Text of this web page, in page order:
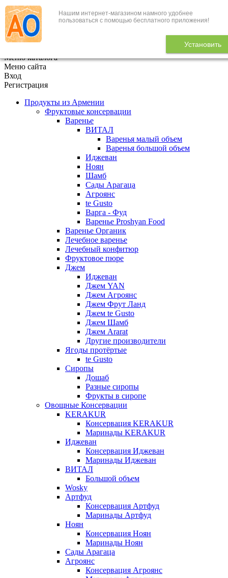
Нашим интернет-магазином намного удобнее
пользоваться с помощью бесплатного приложения!
Установить
+7 (495) 646-888-1
В корзине 0
Меню каталога
Меню сайта
Вход
Регистрация
Продукты из Армении
Фруктовые консервации
Варенье
ВИТАЛ
Варенья малый объем
Варенья большой объем
Иджеван
Ноян
Шамб
Сады Арагаца
Агроянс
te Gusto
Варга - Фуд
Варенье Proshyan Food
Варенье Органик
Лечебное варенье
Лечебный конфитюр
Фруктовое пюре
Джем
Иджеван
Джем YAN
Джем Агроянс
Джем Фрут Ланд
Джем te Gusto
Джем Шамб
Джем Ararat
Другие производители
Ягоды протёртые
te Gusto
Сиропы
Дошаб
Разные сиропы
Фрукты в сиропе
Овощные Консервации
KERAKUR
Консервация KERAKUR
Маринады KERAKUR
Иджеван
Консервация Иджеван
Маринады Иджеван
ВИТАЛ
Большой объем
Wosky
Артфуд
Консервация Артфуд
Маринады Артфуд
Ноян
Консервация Ноян
Маринады Ноян
Сады Арагаца
Агроянс
Консервация Агроянс